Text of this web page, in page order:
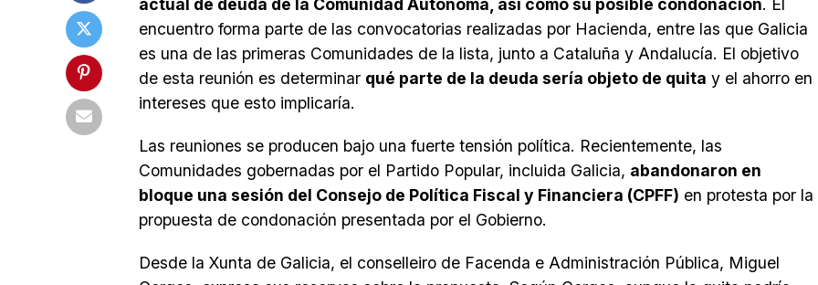
actual de deuda de la Comunidad Autónoma, así como su posible condonación. El
encuentro forma parte de las convocatorias realizadas por Hacienda, entre las que Galicia
es una de las primeras Comunidades de la lista, junto a Cataluña y Andalucía. El objetivo
de esta reunión es determinar qué parte de la deuda sería objeto de quita y el ahorro en
intereses que esto implicaría.
Las reuniones se producen bajo una fuerte tensión política. Recientemente, las
Comunidades gobernadas por el Partido Popular, incluida Galicia, abandonaron en
bloque una sesión del Consejo de Política Fiscal y Financiera (CPFF) en protesta por la
propuesta de condonación presentada por el Gobierno.
Desde la Xunta de Galicia, el conselleiro de Facenda e Administración Pública, Miguel